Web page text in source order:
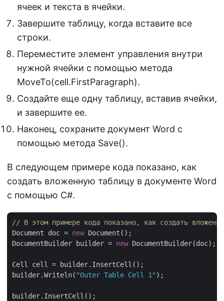
ячеек и текста в ячейки.
Завершите таблицу, когда вставите все
строки.
Переместите элемент управления внутри
нужной ячейки с помощью метода
MoveTo(cell.FirstParagraph).
Создайте еще одну таблицу, вставив ячейки,
и завершите ее.
Наконец, сохраните документ Word с
помощью метода Save().
В следующем примере кода показано, как
создать вложенную таблицу в документе Word
с помощью C#.
// В этом примере кода показано, как создать
Document doc = new Document();
DocumentBuilder builder = new DocumentBuilder(doc);
Cell cell = builder.InsertCell();
builder.Writeln( "Outer Table Cell 1" );
builder.InsertCell();